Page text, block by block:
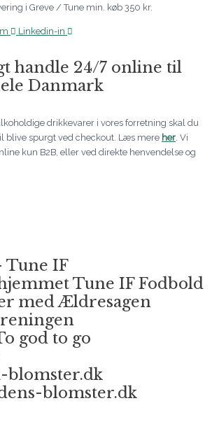
i Greve / Tune min. køb 350 kr.
Linkedin-in
handle 24/7 online til
Danmark
drikkevarer i vores forretning skal du
blive spurgt ved checkout. Læs mere her. Vi
kun B2B, eller ved direkte henvendelse og
Tune IF
Tune IF Fodbold
med Ældresagen
god to go
blomster.dk
blomster.dk